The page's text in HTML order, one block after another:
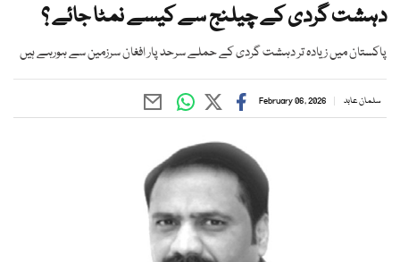
دہشت گردی کے چیلنج سے کیسے نمٹا جائے ؟
پاکستان میں زیادہ تر دہشت گردی کے حملے سرحد پار افغان سرزمین سے ہورہے ہیں
سلمان عابد February 06, 2026